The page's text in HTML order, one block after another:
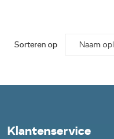
Sorteren op
Klantenservice